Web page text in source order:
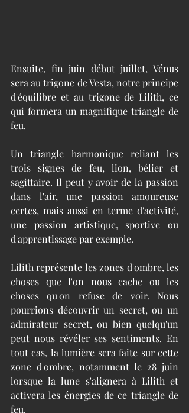
Ensuite, fin juin début juillet, Vénus
sera au trigone de Vesta, notre principe
d'équilibre et au trigone de Lilith, ce
qui formera un magnifique triangle de
feu.
Un triangle harmonique reliant les
trois signes de feu, lion, bélier et
sagittaire. Il peut y avoir de la passion
dans l'air, une passion amoureuse
certes, mais aussi en terme d'activité,
une passion artistique, sportive ou
d'apprentissage par exemple.
Lilith représente les zones d'ombre, les
choses que l'on nous cache ou les
choses qu'on refuse de voir. Nous
pourrions découvrir un secret, ou un
admirateur secret, ou bien quelqu'un
peut nous révéler ses sentiments. En
tout cas, la lumière sera faite sur cette
zone d'ombre, notamment le 28 juin
lorsque la lune s'alignera à Lilith et
activera les énergies de ce triangle de
feu.